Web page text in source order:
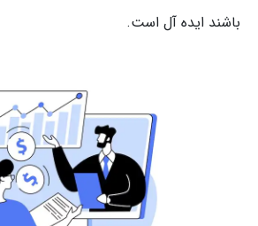
باشند ایده آل است.